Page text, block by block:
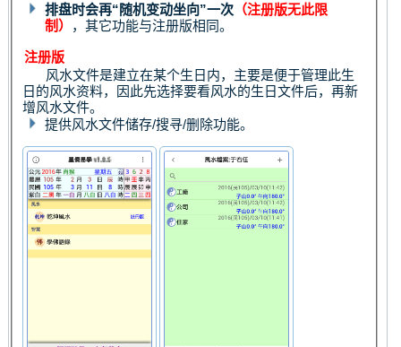
排盘时会再“随机变动坐向”一次 （注册版无此限
制）
，其它功能与注册版相同。
注册版
风水文件是建立在某个生日内，主要是便于管理此生
日的风水资料，因此先选择要看风水的生日文件后，再新
增风水文件。
提供风水文件储存/搜寻/删除功能。